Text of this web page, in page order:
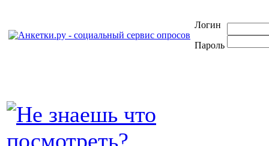
Логин
Пароль